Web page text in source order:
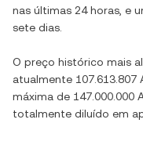
nas últimas 24 horas, e
sete dias.
O preço histórico mais
atualmente 107.613.807
máxima de 147.000.000
totalmente diluído em